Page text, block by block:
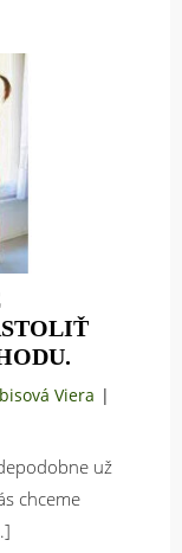
TIPOV
AKO
MÔŽETE
Viera 5
si
už
chceme